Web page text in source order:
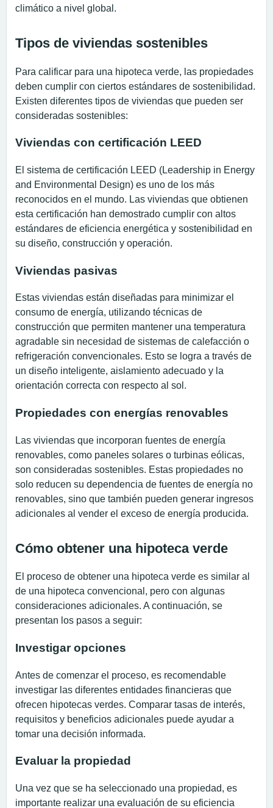
climático a nivel global.
Tipos de viviendas sostenibles
Para calificar para una hipoteca verde, las propiedades
deben cumplir con ciertos estándares de sostenibilidad.
Existen diferentes tipos de viviendas que pueden ser
consideradas sostenibles:
Viviendas con certificación LEED
El sistema de certificación LEED (Leadership in Energy
and Environmental Design) es uno de los más
reconocidos en el mundo. Las viviendas que obtienen
esta certificación han demostrado cumplir con altos
estándares de eficiencia energética y sostenibilidad en
su diseño, construcción y operación.
Viviendas pasivas
Estas viviendas están diseñadas para minimizar el
consumo de energía, utilizando técnicas de
construcción que permiten mantener una temperatura
agradable sin necesidad de sistemas de calefacción o
refrigeración convencionales. Esto se logra a través de
un diseño inteligente, aislamiento adecuado y la
orientación correcta con respecto al sol.
Propiedades con energías renovables
Las viviendas que incorporan fuentes de energía
renovables, como paneles solares o turbinas eólicas,
son consideradas sostenibles. Estas propiedades no
solo reducen su dependencia de fuentes de energía no
renovables, sino que también pueden generar ingresos
adicionales al vender el exceso de energía producida.
Cómo obtener una hipoteca verde
El proceso de obtener una hipoteca verde es similar al
de una hipoteca convencional, pero con algunas
consideraciones adicionales. A continuación, se
presentan los pasos a seguir:
Investigar opciones
Antes de comenzar el proceso, es recomendable
investigar las diferentes entidades financieras que
ofrecen hipotecas verdes. Comparar tasas de interés,
requisitos y beneficios adicionales puede ayudar a
tomar una decisión informada.
Evaluar la propiedad
Una vez que se ha seleccionado una propiedad, es
importante realizar una evaluación de su eficiencia